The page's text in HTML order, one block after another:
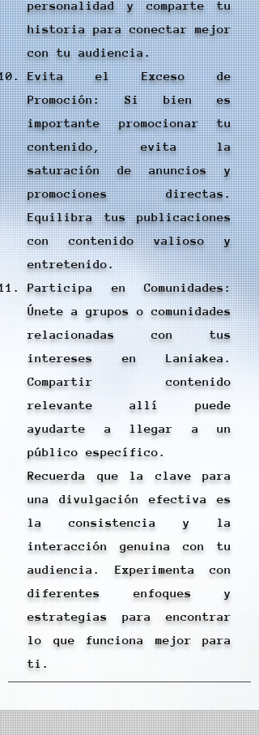
personalidad y comparte tu
historia para conectar mejor
con tu audiencia.
Evita el Exceso de
Promoción: Si bien es
importante promocionar tu
contenido, evita la
saturación de anuncios y
promociones directas.
Equilibra tus publicaciones
con contenido valioso y
entretenido.
Participa en Comunidades:
Únete a grupos o comunidades
relacionadas con tus
intereses en Laniakea.
Compartir contenido
relevante allí puede
ayudarte a llegar a un
público específico.
Recuerda que la clave para
una divulgación efectiva es
la consistencia y la
interacción genuina con tu
audiencia. Experimenta con
diferentes enfoques y
estrategias para encontrar
lo que funciona mejor para
ti.